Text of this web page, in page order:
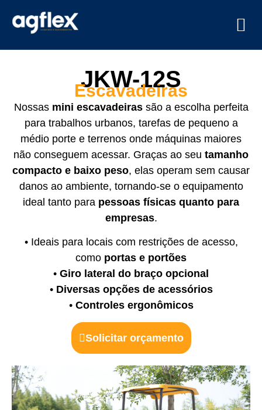
JKW-12S
Escavadeiras
Nossas mini escavadeirassão a escolha perfeita
para trabalhos urbanos, tarefas de pequeno a
médio porte e terrenos onde máquinas maiores
não conseguem acessar. Graças ao seu tamanho
compacto e baixo peso, elas operam sem causar
danos ao ambiente, tornando-se o equipamento
ideal tanto para pessoas físicas quanto para
empresas.
• Ideais para locais com restrições de acesso,
como portas e portões
• Giro lateral do braço opcional
• Diversas opções de acessórios
• Controles ergonômicos
Solicitar orçamento